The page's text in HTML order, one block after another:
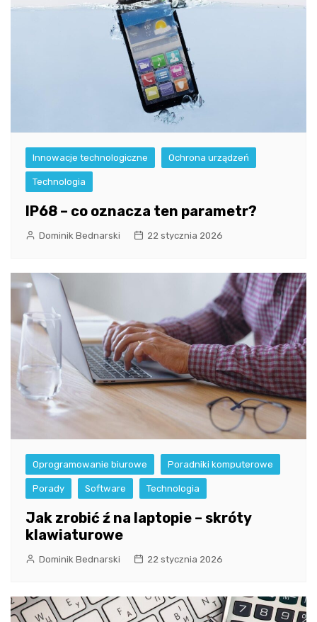
Innowacje technologiczne Ochrona urządzeń
Technologia
IP68 – co oznacza ten parametr?
Dominik Bednarski 22 stycznia 2026
Oprogramowanie biurowe Poradniki komputerowe
Porady Software Technologia
Jak zrobić ź na laptopie – skróty
klawiaturowe
Dominik Bednarski 22 stycznia 2026